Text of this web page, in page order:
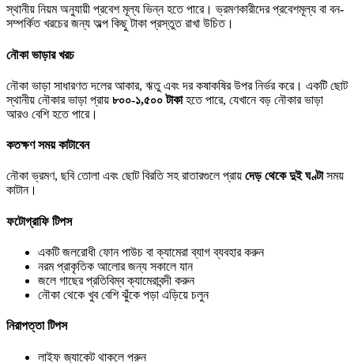
স্থানীয় নিয়ম অনুযায়ী প্রবেশ মূল্য ভিন্ন হতে পারে। ভ্রমণকারীদের প্রবেশমূল্য বা বন-
সম্পর্কিত খরচের জন্য অল্প কিছু টাকা প্রস্তুত রাখা উচিত।
নৌকা ভাড়ার খরচ
নৌকা ভাড়া সাধারণত দলের আকার, ঋতু এবং দর কষাকষির উপর নির্ভর করে। একটি ছোট
স্থানীয় নৌকার ভাড়া প্রায় ৮০০-১,৫০০ টাকাহতে পারে, যেখানে বড় নৌকার ভাড়া
আরও বেশি হতে পারে।
কতক্ষণ সময় কাটাবেন
নৌকা ভ্রমণ, ছবি তোলা এবং ছোট বিরতি সহ রাতারগুলে প্রায় দেড় থেকে দুই ঘণ্টাসময়
কাটান।
ফটোগ্রাফি টিপস
একটি জলরোধী ফোন পাউচ বা ক্যামেরা ব্যাগ ব্যবহার করুন
নরম প্রাকৃতিক আলোর জন্য সকালে যান
জলে গাছের প্রতিবিম্ব ক্যামেরাবন্দী করুন
নৌকা থেকে খুব বেশি ঝুঁকে পড়া এড়িয়ে চলুন
নিরাপত্তা টিপস
লাইফ জ্যাকেট থাকলে পরুন